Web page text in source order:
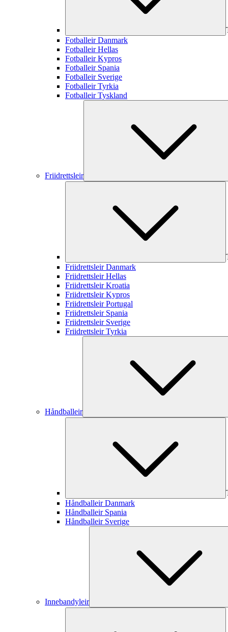
Fotballeir Danmark
Fotballeir Hellas
Fotballeir Kypros
Fotballeir Spania
Fotballeir Sverige
Fotballeir Tyrkia
Fotballeir Tyskland
Friidrettsleir
Friidrettsleir Danmark
Friidrettsleir Hellas
Friidrettsleir Kroatia
Friidrettsleir Kypros
Friidrettsleir Portugal
Friidrettsleir Spania
Friidrettsleir Sverige
Friidrettsleir Tyrkia
Håndballeir
Håndballeir Danmark
Håndballeir Spania
Håndballeir Sverige
Innebandyleir